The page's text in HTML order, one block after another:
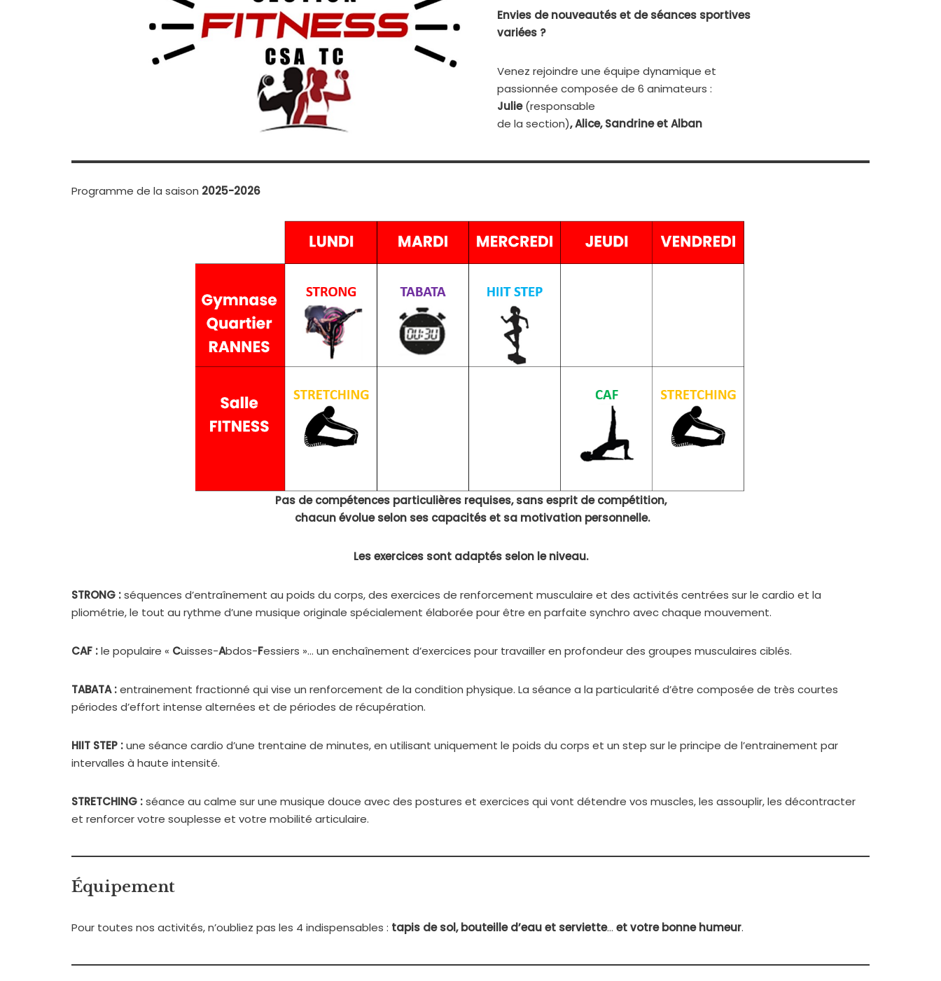
Envies de nouveautés et de séances sportives
variées ?
Venez rejoindre une équipe dynamique et
passionnée composée de 6 animateurs :
Julie(responsable
de la section), Alice, Sandrine et Alban
Programme de la saison 2025-2026
Pas de compétences particulières requises, sans esprit de compétition,
chacun évolue selon ses capacités et sa motivation personnelle.
Les exercices sont adaptés selon le niveau.
STRONG :séquences d’entraînement au poids du corps, des exercices de renforcement musculaire et des activités centrées sur le cardio et la
pliométrie, le tout au rythme d’une musique originale spécialement élaborée pour être en parfaite synchro avec chaque mouvement.
CAF :le populaire « Cuisses-Abdos-Fessiers »… un enchaînement d’exercices pour travailler en profondeur des groupes musculaires ciblés.
TABATA :entrainement fractionné qui vise un renforcement de la condition physique. La séance a la particularité d’être composée de très courtes
périodes d’effort intense alternées et de périodes de récupération.
HIIT STEP :une séance cardio d’une trentaine de minutes, en utilisant uniquement le poids du corps et un step sur le principe de l’entrainement par
intervalles à haute intensité.
STRETCHING :séance au calme sur une musique douce avec des postures et exercices qui vont détendre vos muscles, les assouplir, les décontracter
et renforcer votre souplesse et votre mobilité articulaire.
Équipement
Pour toutes nos activités, n’oubliez pas les 4 indispensables : tapis de sol, bouteille d’eau et serviette… et votre bonne humeur.